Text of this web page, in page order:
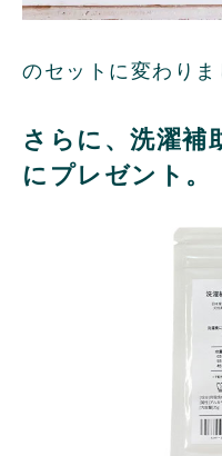
のセットに変わりま
さらに、洗濯補
にプレゼント。